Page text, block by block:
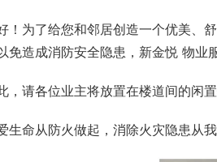
！为了给您和邻居创造一个优美、
免造成消防安全隐患，新金悦 物业
，请各位业主将放置在楼道间的闲
生命从防火做起，消除火灾隐患从